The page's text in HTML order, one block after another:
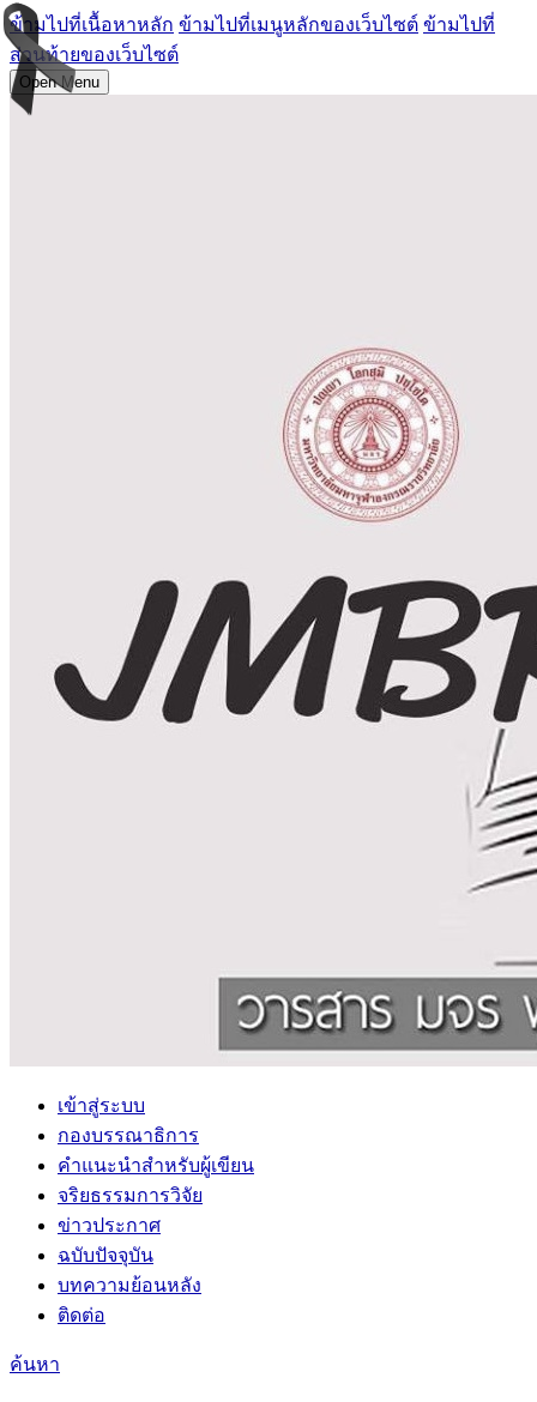
ข้ามไปที่เนื้อหาหลัก ข้ามไปที่เมนูหลักของเว็บไซต์ ข้ามไปที่
ส่วนท้ายของเว็บไซต์
Open Menu
เข้าสู่ระบบ
กองบรรณาธิการ
คำแนะนำสำหรับผู้เขียน
จริยธรรมการวิจัย
ข่าวประกาศ
ฉบับปัจจุบัน
บทความย้อนหลัง
ติดต่อ
ค้นหา